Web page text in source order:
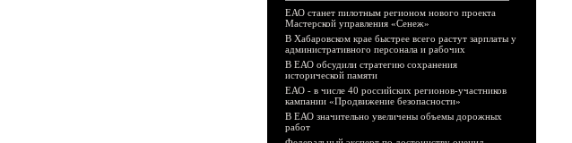
ЕАО станет пилотным регионом нового проекта
Мастерской управления «Сенеж»
В Хабаровском крае быстрее всего растут зарплаты у
административного персонала и рабочих
В ЕАО обсудили стратегию сохранения
исторической памяти
ЕАО - в числе 40 российских регионов-участников
кампании «Продвижение безопасности»
В ЕАО значительно увеличены объемы дорожных
работ